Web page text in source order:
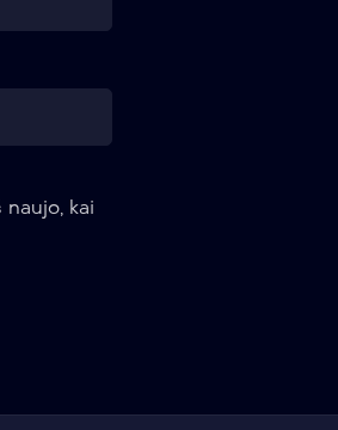
kai